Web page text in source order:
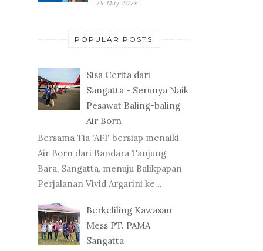
29 May 2026
POPULAR POSTS
Sisa Cerita dari
Sangatta - Serunya Naik
Pesawat Baling-baling
Air Born
Bersama Tia 'AFI' bersiap menaiki
Air Born dari Bandara Tanjung
Bara, Sangatta, menuju Balikpapan
Perjalanan Vivid Argarini ke...
Berkeliling Kawasan
Mess PT. PAMA
Sangatta